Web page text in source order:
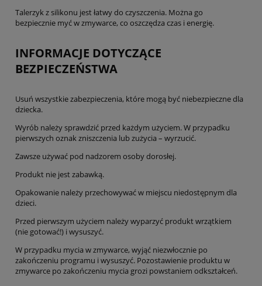
Talerzyk z silikonu jest łatwy do czyszczenia. Można go
bezpiecznie myć w zmywarce, co oszczędza czas i energię.
INFORMACJE DOTYCZĄCE
BEZPIECZEŃSTWA
Usuń wszystkie zabezpieczenia, które mogą być niebezpieczne dla
dziecka.
Wyrób należy sprawdzić przed każdym użyciem. W przypadku
pierwszych oznak zniszczenia lub zużycia – wyrzucić.
Zawsze używać pod nadzorem osoby dorosłej.
Produkt nie jest zabawką.
Opakowanie należy przechowywać w miejscu niedostępnym dla
dzieci.
Przed pierwszym użyciem należy wyparzyć produkt wrzątkiem
(nie gotować!) i wysuszyć.
W przypadku mycia w zmywarce, wyjąć niezwłocznie po
zakończeniu programu i wysuszyć. Pozostawienie produktu w
zmywarce po zakończeniu mycia grozi powstaniem odkształceń.